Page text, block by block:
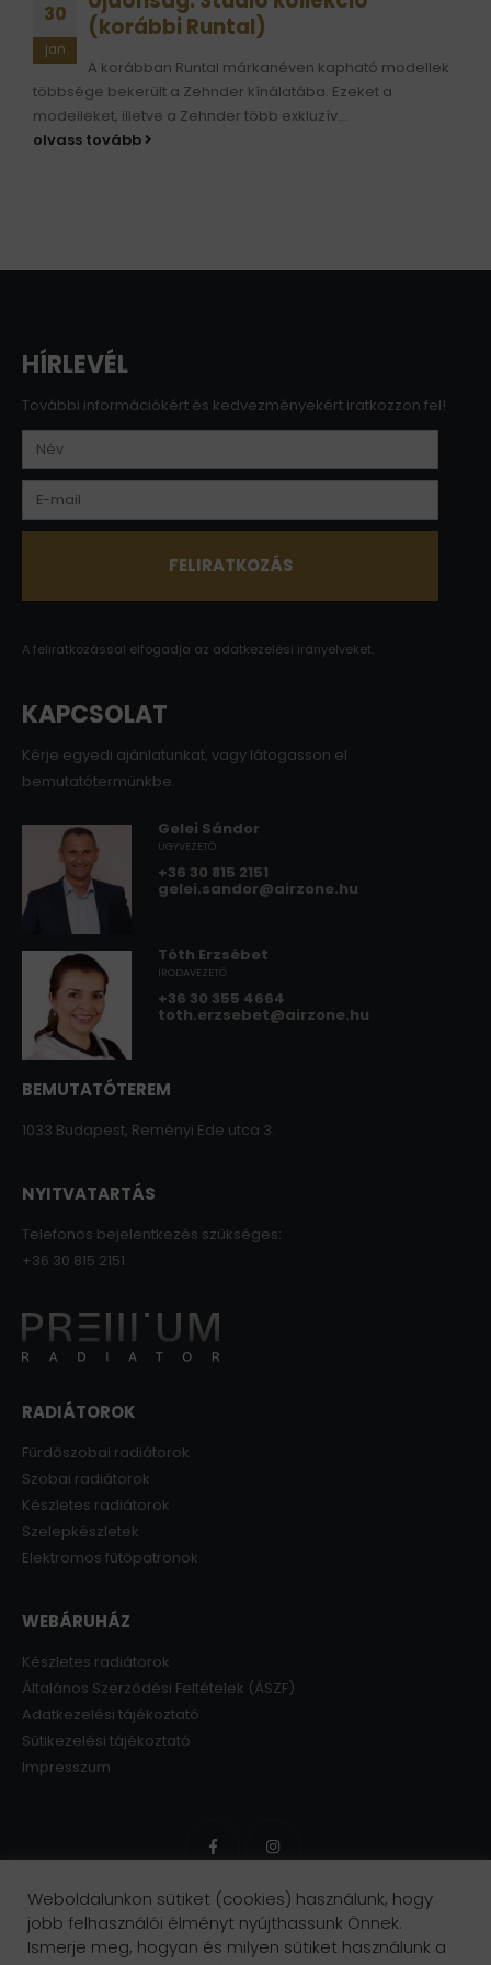
30
jan
(korábbi Runtal)
A korábban Runtal márkanéven kapható modellek
többsége bekerült a Zehnder kínálatába. Ezeket a
modelleket, illetve a Zehnder több exkluzív...
olvass tovább
HÍRLEVÉL
További információkért és kedvezményekért iratkozzon fel!
A feliratkozással elfogadja az adatkezelési irányelveket.
KAPCSOLAT
Kérje egyedi ajánlatunkat, vagy látogasson el
bemutatótermünkbe.
Gelei Sándor
ÜGYVEZETŐ
+36 30 815 2151
gelei.sandor@airzone.hu
Tóth Erzsébet
IRODAVEZETŐ
+36 30 355 4664
toth.erzsebet@airzone.hu
BEMUTATÓTEREM
1033 Budapest, Reményi Ede utca 3.
NYITVATARTÁS
Telefonos bejelentkezés szükséges:
+36 30 815 2151
RADIÁTOROK
Fürdőszobai radiátorok
Szobai radiátorok
Készletes radiátorok
Szelepkészletek
Elektromos fűtőpatronok
WEBÁRUHÁZ
Készletes radiátorok
Általános Szerződési Feltételek (ÁSZF)
Adatkezelési tájékoztató
Sütikezelési tájékoztató
Impresszum
Weboldalunkon sütiket (cookies) használunk, hogy
jobb felhasználói élményt nyújthassunk Önnek.
Ismerje meg, hogyan és milyen sütiket használunk a